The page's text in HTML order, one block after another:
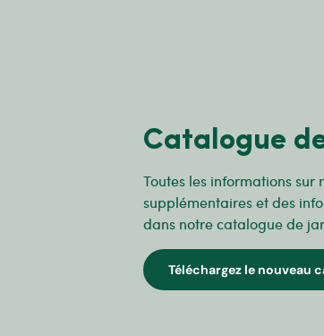
Catalogue
Toutes les informations
supplémentaires et des
dans notre catalogue de
Téléchargez le nouveau